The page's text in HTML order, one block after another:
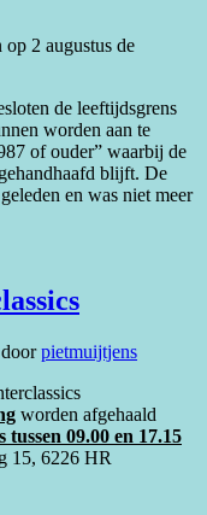
2 augustus de
de leeftijdsgrens
worden aan te
of ouder” waarbij de
blijft. De
en was niet meer
doorpietmuijtjens
worden afgehaald
09.00 en 17.15
15, 6226 HR